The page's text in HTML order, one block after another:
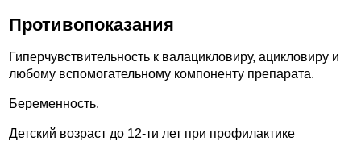
Противопоказания
Гиперчувствительность к валацикловиру, ацикловиру и
любому вспомогательному компоненту препарата.
Беременность.
Детский возраст до 12-ти лет при профилактике